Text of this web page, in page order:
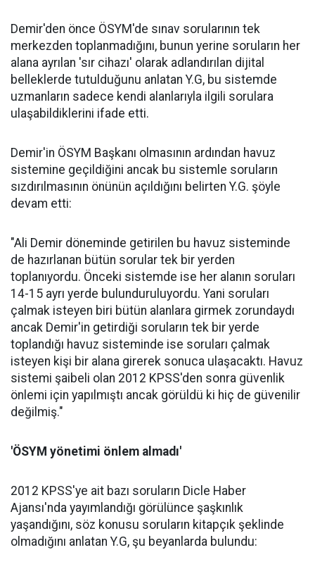
Demir'den önce ÖSYM'de sınav sorularının tek
merkezden toplanmadığını, bunun yerine soruların her
alana ayrılan 'sır cihazı' olarak adlandırılan dijital
belleklerde tutulduğunu anlatan Y.G, bu sistemde
uzmanların sadece kendi alanlarıyla ilgili sorulara
ulaşabildiklerini ifade etti.
Demir'in ÖSYM Başkanı olmasının ardından havuz
sistemine geçildiğini ancak bu sistemle soruların
sızdırılmasının önünün açıldığını belirten Y.G. şöyle
devam etti:
"Ali Demir döneminde getirilen bu havuz sisteminde
de hazırlanan bütün sorular tek bir yerden
toplanıyordu. Önceki sistemde ise her alanın soruları
14-15 ayrı yerde bulunduruluyordu. Yani soruları
çalmak isteyen biri bütün alanlara girmek zorundaydı
ancak Demir'in getirdiği soruların tek bir yerde
toplandığı havuz sisteminde ise soruları çalmak
isteyen kişi bir alana girerek sonuca ulaşacaktı. Havuz
sistemi şaibeli olan 2012 KPSS'den sonra güvenlik
önlemi için yapılmıştı ancak görüldü ki hiç de güvenilir
değilmiş."
'ÖSYM yönetimi önlem almadı'
2012 KPSS'ye ait bazı soruların Dicle Haber
Ajansı'nda yayımlandığı görülünce şaşkınlık
yaşandığını, söz konusu soruların kitapçık şeklinde
olmadığını anlatan Y.G, şu beyanlarda bulundu: